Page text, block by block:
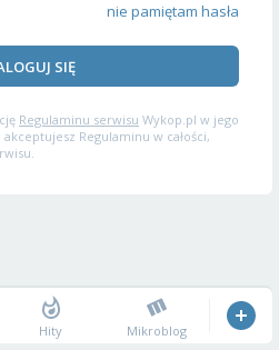
nie pamiętam hasła
SIĘ
Regulaminu serwisu Wykop.pl w jego
Regulaminu w całości,
Hity Mikroblog